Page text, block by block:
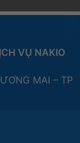
VỤ NAKIO
MAI – TP